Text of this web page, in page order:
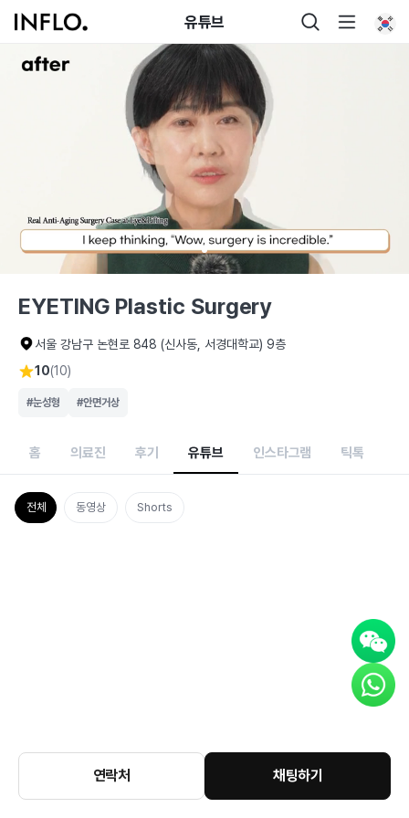
유튜브
EYETING Plastic Surgery
서울 강남구 논현로 848 (신사동, 서경대학교) 9층
10(10)
#눈성형 #안면거상
홈 의료진 후기 유튜브 인스타그램 틱톡
전체 동영상 Shorts
연락처 채팅하기